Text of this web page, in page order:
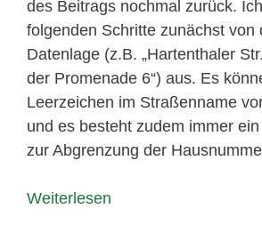
des Beitrags nochmal zurück.
folgenden Schritte zunächst von
Datenlage (z.B. „Hartenthaler
der Promenade 6“) aus. Es
Leerzeichen im Straßenname
und es besteht zudem immer
zur Abgrenzung der
Weiterlesen